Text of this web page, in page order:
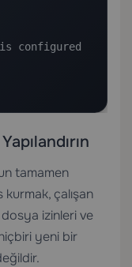
is configured
tamamen
çalışan
dosya izinleri ve
yeni bir